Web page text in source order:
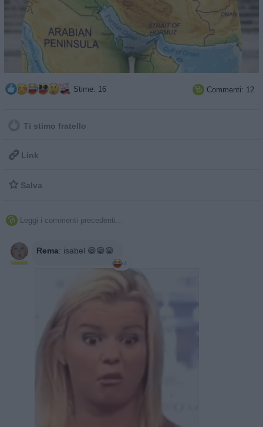
Stime: 16  Commenti: 12
Ti stimo fratello
 Link
 Salva
 Leggi i commenti precedenti...
Rema: isabel 😁😁😁
4